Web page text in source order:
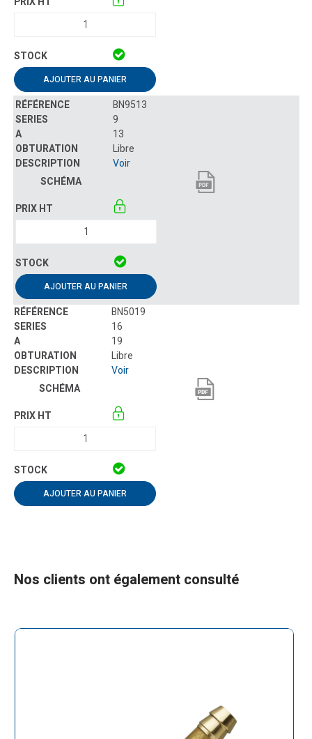
AJOUTER AU PANIER
BN9513
9
13
Libre
Voir
AJOUTER AU PANIER
BN5019
16
19
Libre
Voir
AJOUTER AU PANIER
Nos clients ont également consulté